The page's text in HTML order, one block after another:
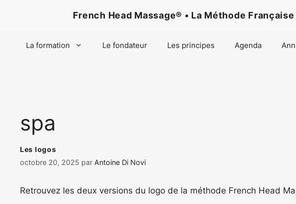
French Head Massage® • La Méthode
La formation Le fondateur Les principes Agenda
spa
Les logos
octobre 20, 2025 par Antoine Di Novi
Retrouvez les deux versions du logo de la méthode French Head